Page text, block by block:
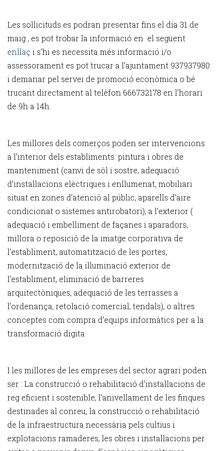
Les sol·licituds es podran presentar fins el dia 31 de
maig , es pot trobar la informació en el següent
enllaç i s’hi es necessita més informació i/o
assessorament es pot trucar a l’ajuntament 937937980
i demanar pel servei de promoció econòmica o bé
trucant directament al telèfon 666732178 en l’horari
de 9h a 14h.
Les millores dels comerços poden ser intervencions
a l’interior dels establiments: pintura i obres de
manteniment (canvi de sòl i sostre, adequació
d’instal·lacions elèctriques i enllumenat, mobiliari
situat en zones d’atenció al públic, aparells d’aire
condicionat o sistemes antirobatori); a l’exterior (
adequació i embelliment de façanes i aparadors,
millora o reposició de la imatge corporativa de
l’establiment, automatització de les portes,
modernització de la il·luminació exterior de
l’establiment, eliminació de barreres
arquitectòniques, adequació de les terrasses a
l’ordenança, retolació comercial, tendals), o altres
conceptes com compra d’equips informàtics per a la
transformació digita.
I les millores de les empreses del sector agrari poden
ser : La construcció o rehabilitació d’instal·lacions de
reg eficient i sostenible, l’anivellament de les finques
destinades al conreu, la construcció o rehabilitació
de la infraestructura necessària pels cultius i
explotacions ramaderes, les obres i instal·lacions per